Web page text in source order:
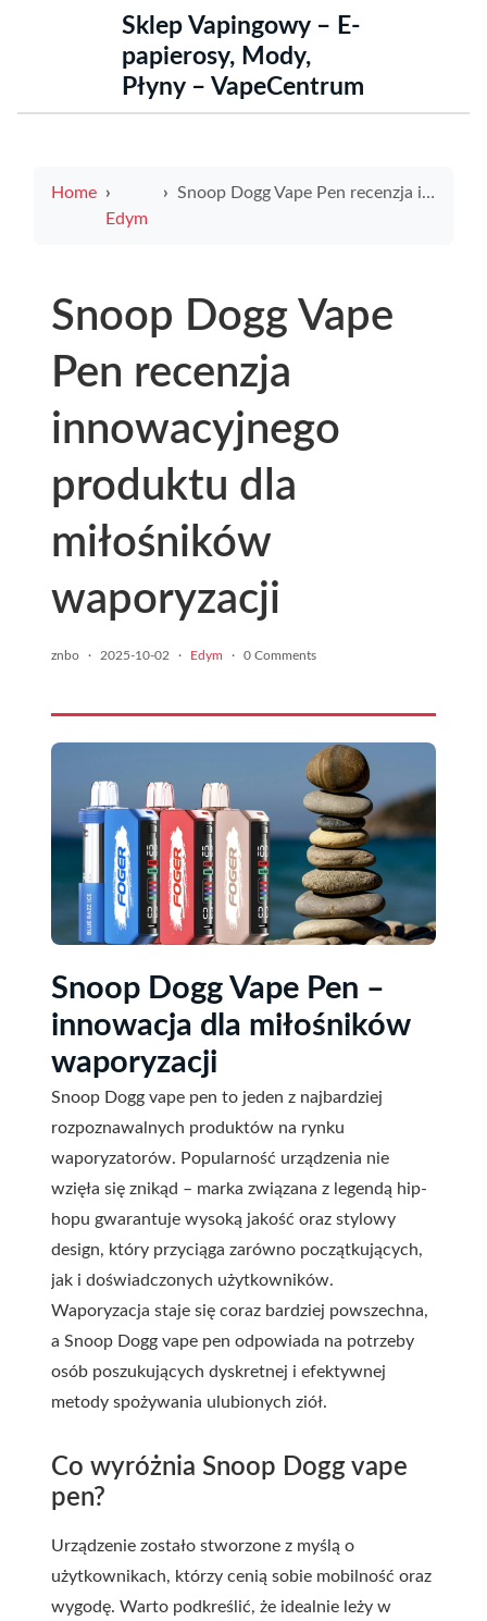
Sklep Vapingowy – E-
papierosy, Mody,
Płyny – VapeCentrum
Home
Edym
Snoop Dogg Vape Pen recenzja innowacyjnego produktu dla miłośników waporyzacji
Snoop Dogg Vape
Pen recenzja
innowacyjnego
produktu dla
miłośników
waporyzacji
znbo · 2025-10-02 · Edym · 0 Comments
Snoop Dogg Vape Pen –
innowacja dla miłośników
waporyzacji
Snoop Dogg vape pen to jeden z najbardziej
rozpoznawalnych produktów na rynku
waporyzatorów. Popularność urządzenia nie
wzięła się znikąd – marka związana z legendą hip-
hopu gwarantuje wysoką jakość oraz stylowy
design, który przyciąga zarówno początkujących,
jak i doświadczonych użytkowników.
Waporyzacja staje się coraz bardziej powszechna,
a Snoop Dogg vape pen odpowiada na potrzeby
osób poszukujących dyskretnej i efektywnej
metody spożywania ulubionych ziół.
Co wyróżnia Snoop Dogg vape
pen?
Urządzenie zostało stworzone z myślą o
użytkownikach, którzy cenią sobie mobilność oraz
wygodę. Warto podkreślić, że idealnie leży w